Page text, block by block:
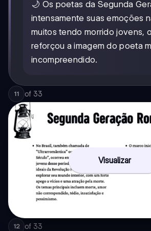
🌙 Os poetas da Segunda
intensamente suas emoções
muitos tendo morrido jovens,
reforçou a imagem do poeta
incompreendido.
11 of 33
Visualizar
12 of 33